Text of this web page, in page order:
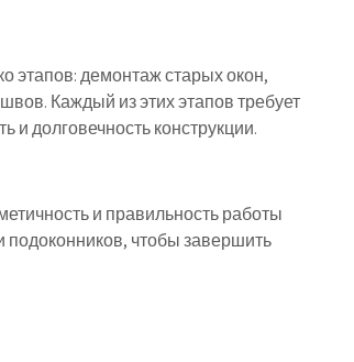
этапов: демонтаж старых окон,
Каждый из этих этапов требует
и долговечность конструкции.
и правильность работы
подоконников, чтобы завершить